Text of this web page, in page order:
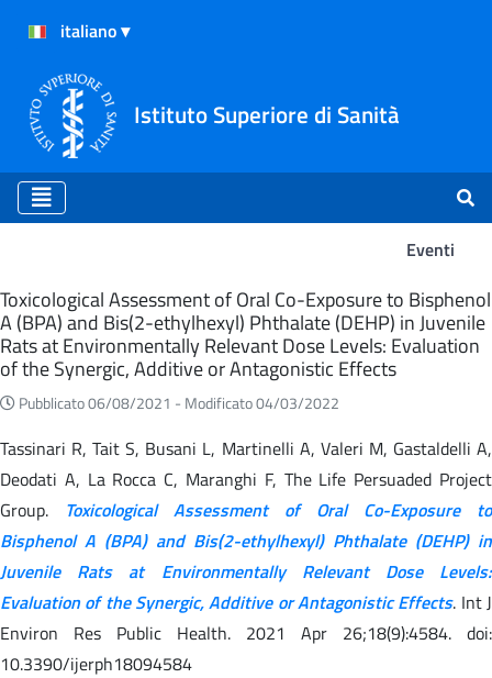
Istituto Superiore di Sanità
Eventi
Eventi
Toxicological Assessment of Oral Co-Exposure to Bisphenol
A (BPA) and Bis(2-ethylhexyl) Phthalate (DEHP) in Juvenile
Rats at Environmentally Relevant Dose Levels: Evaluation
of the Synergic, Additive or Antagonistic Effects
Pubblicato 06/08/2021 - Modificato 04/03/2022
Tassinari R, Tait S, Busani L, Martinelli A, Valeri M, Gastaldelli A,
Deodati A, La Rocca C, Maranghi F, The Life Persuaded Project
Group. Toxicological Assessment of Oral Co-Exposure to
Bisphenol A (BPA) and Bis(2-ethylhexyl) Phthalate (DEHP) in
Juvenile Rats at Environmentally Relevant Dose Levels:
Evaluation of the Synergic, Additive or Antagonistic Effects. Int J
Environ Res Public Health. 2021 Apr 26;18(9):4584. doi:
10.3390/ijerph18094584